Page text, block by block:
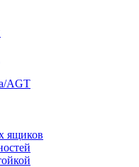
AGT
ящиков